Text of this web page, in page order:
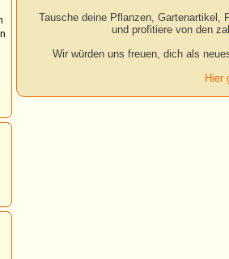
Tausche deine Pflanzen, Gartenartikel,
und profitiere von den
Wir würden uns freuen, dich als
Hier